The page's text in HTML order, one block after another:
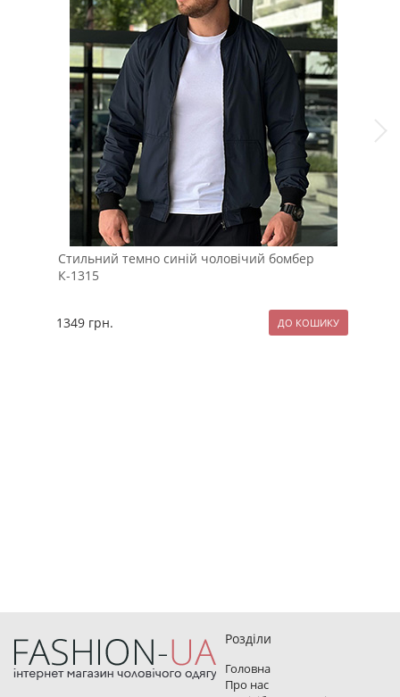
Стильний темно синій чоловічий бомбер
К-1315
1349 грн.
Розділи
Головна
Про нас